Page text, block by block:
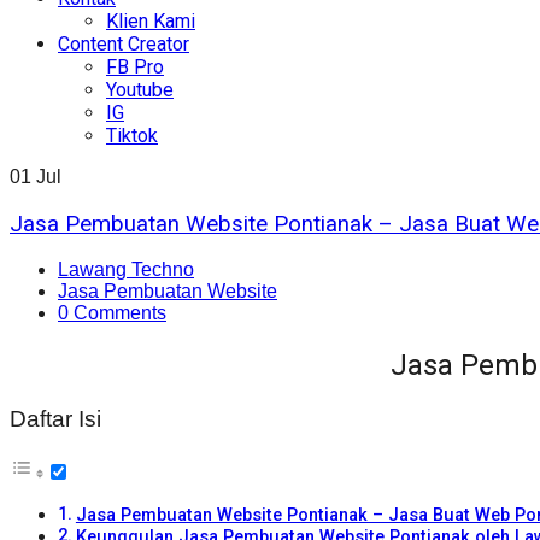
Klien Kami
Content Creator
FB Pro
Youtube
IG
Tiktok
01 Jul
Jasa Pembuatan Website Pontianak – Jasa Buat
Lawang Techno
Jasa Pembuatan Website
0 Comments
Jasa
Daftar Isi
Jasa Pembuatan Website Pontianak – Jasa Buat Web